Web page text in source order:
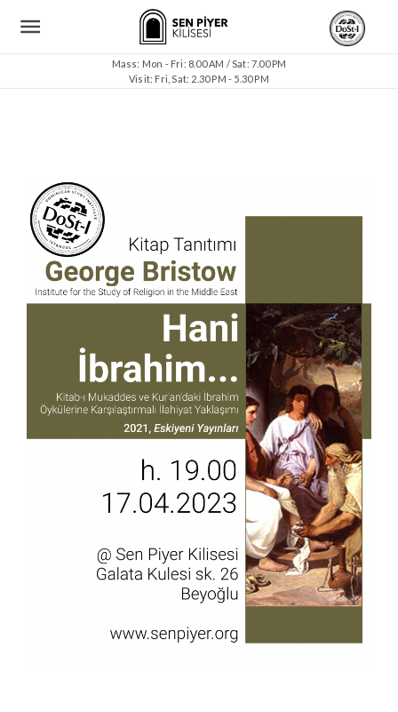
Mass: Mon - Fri: 8.00 AM / Sat: 7.00 PM
Visit: Fri, Sat: 2.30 PM - 5.30 PM